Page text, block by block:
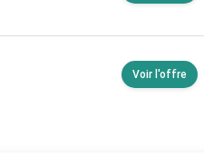
Voir l'offre